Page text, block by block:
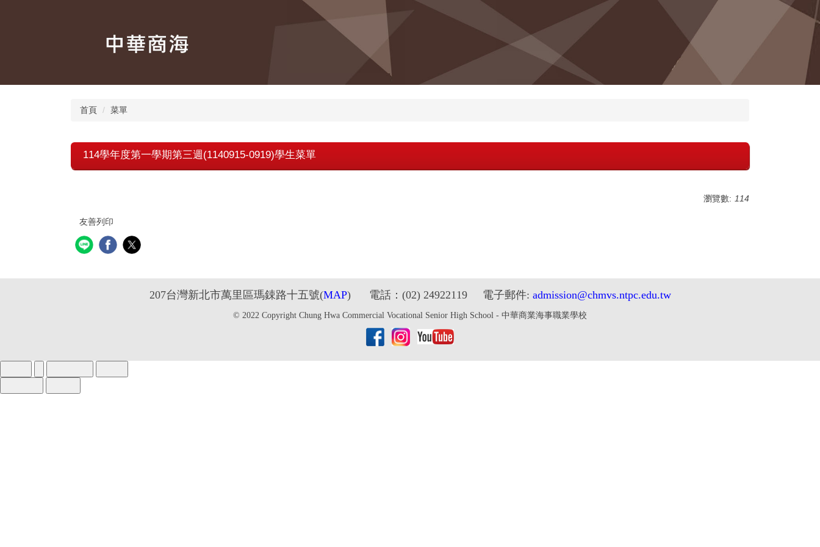
區
首頁 菜單
114學年度第一學期第三週(1140915-0919)學生菜單
瀏覽數: 114
友善列印
207台灣新北市萬里區瑪鋉路十五號(MAP) 電話：(02) 24922119 電子郵件: admission@chmvs.ntpc.edu.tw
© 2022 Copyright Chung Hwa Commercial Vocational Senior High School - 中華商業海事職業學校